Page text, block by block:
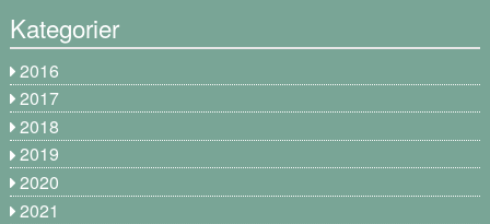
Kategorier
2016
2017
2018
2019
2020
2021